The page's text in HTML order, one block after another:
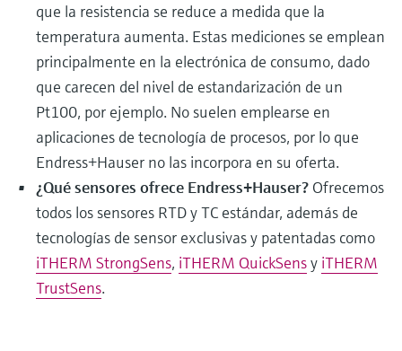
que la resistencia se reduce a medida que la
temperatura aumenta. Estas mediciones se emplean
principalmente en la electrónica de consumo, dado
que carecen del nivel de estandarización de un
Pt100, por ejemplo. No suelen emplearse en
aplicaciones de tecnología de procesos, por lo que
Endress+Hauser no las incorpora en su oferta.
¿Qué sensores ofrece Endress+Hauser? Ofrecemos
todos los sensores RTD y TC estándar, además de
tecnologías de sensor exclusivas y patentadas como
iTHERM StrongSens, iTHERM QuickSensy iTHERM
TrustSens.